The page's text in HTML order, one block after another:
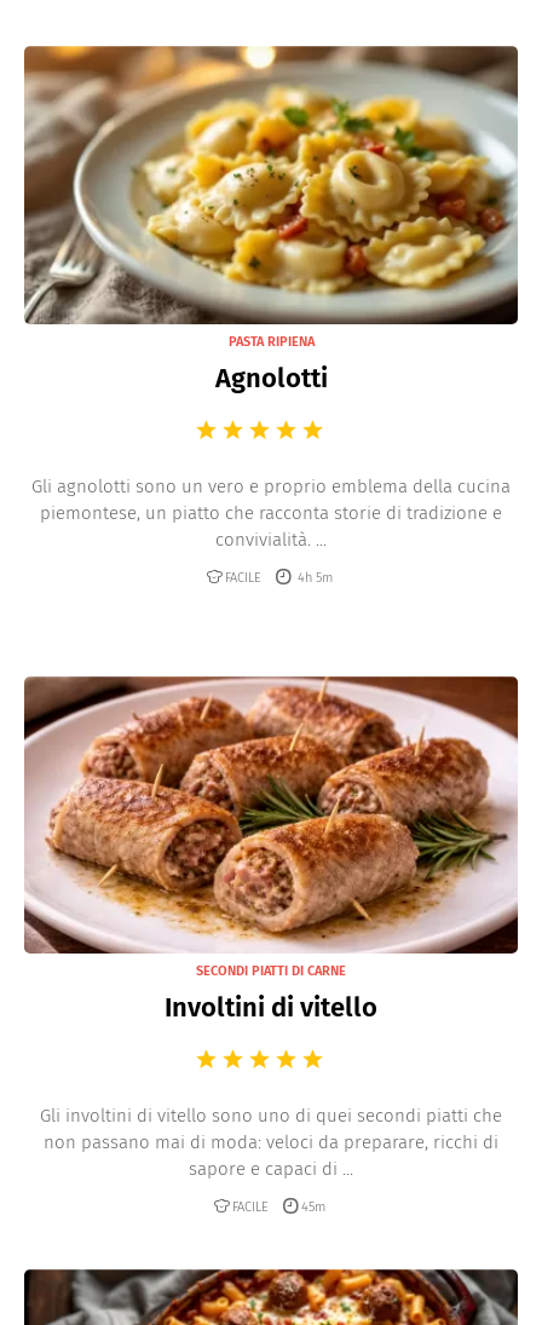
PASTA RIPIENA
Agnolotti
Gli agnolotti sono un vero e proprio emblema della cucina
piemontese, un piatto che racconta storie di tradizione e
convivialità. ...
FACILE 4h 5m
SECONDI PIATTI DI CARNE
Involtini di vitello
Gli involtini di vitello sono uno di quei secondi piatti che
non passano mai di moda: veloci da preparare, ricchi di
sapore e capaci di ...
FACILE 45m